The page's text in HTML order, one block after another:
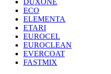
DUXONE
ECO
ELEMENTA
ETARI
EUROCEL
EUROCLEAN
EVERCOAT
FASTMIX